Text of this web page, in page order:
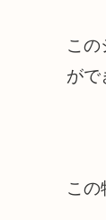
この
がで
この